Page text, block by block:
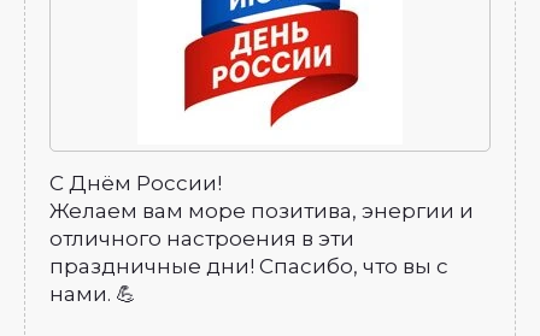
С Днём России!
Желаем вам море позитива, энергии и
отличного настроения в эти
праздничные дни! Спасибо, что вы с
нами. 💪